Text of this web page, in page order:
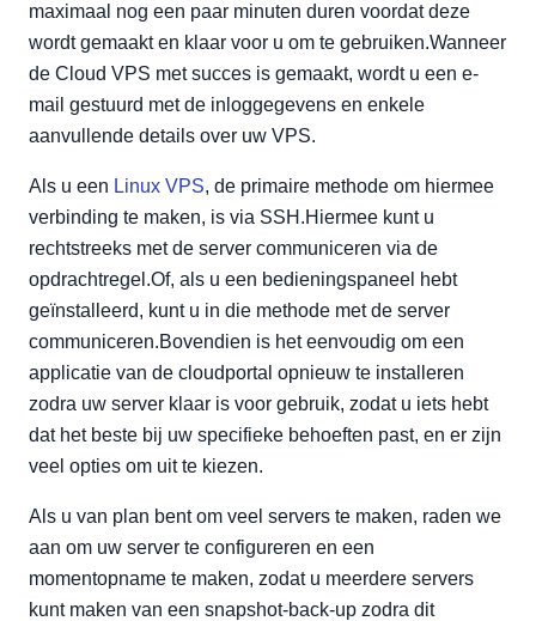
maximaal nog een paar minuten duren voordat deze
wordt gemaakt en klaar voor u om te gebruiken.Wanneer
de Cloud VPS met succes is gemaakt, wordt u een e-
mail gestuurd met de inloggegevens en enkele
aanvullende details over uw VPS.
Als u een Linux VPS, de primaire methode om hiermee
verbinding te maken, is via SSH.Hiermee kunt u
rechtstreeks met de server communiceren via de
opdrachtregel.Of, als u een bedieningspaneel hebt
geïnstalleerd, kunt u in die methode met de server
communiceren.Bovendien is het eenvoudig om een
applicatie van de cloudportal opnieuw te installeren
zodra uw server klaar is voor gebruik, zodat u iets hebt
dat het beste bij uw specifieke behoeften past, en er zijn
veel opties om uit te kiezen.
Als u van plan bent om veel servers te maken, raden we
aan om uw server te configureren en een
momentopname te maken, zodat u meerdere servers
kunt maken van een snapshot-back-up zodra dit